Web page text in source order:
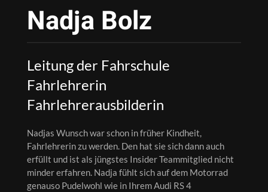
Nadja Bolz
Leitung der Fahrschule
Fahrlehrerin
Fahrlehrerausbilderin
Nadjas Wunsch war schon in früher Kindheit,
Fahrlehrerin zu werden. Den hat sie sich dann auch
erfüllt und ist als jüngstes Insider Teammitglied nicht
minder erfahren. Nadja fühlt sich auf dem Motorrad
genauso Pudelwohl wie in Ihrem Audi RS 4